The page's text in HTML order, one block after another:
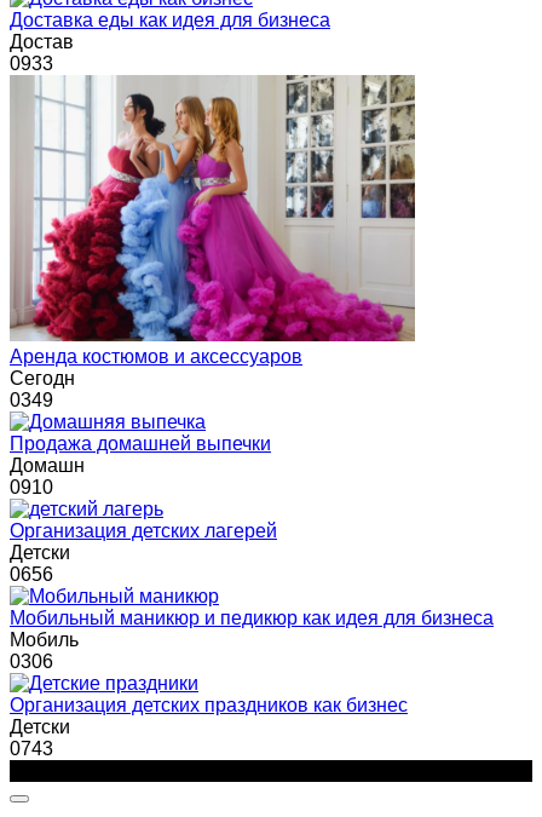
Доставка еды как идея для бизнеса
Достав
0933
Аренда костюмов и аксессуаров
Сегодн
0349
Продажа домашней выпечки
Домашн
0910
Организация детских лагерей
Детски
0656
Мобильный маникюр и педикюр как идея для бизнеса
Мобиль
0306
Организация детских праздников как бизнес
Детски
0743